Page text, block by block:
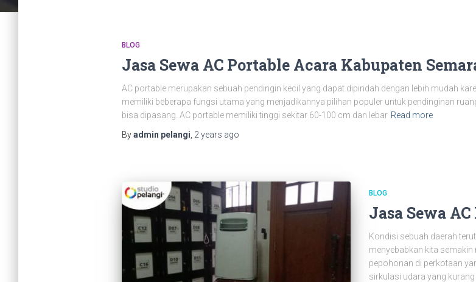
BLOG
Jasa Sewa AC Portable Acara Kabupaten
AC portable merupakan sebuah pendingin kecil yang dapat dipindah dengan lebih mudah
memiliki beberapa fungsi utama yang menjadikannya pilihan populer untuk pendinginan
bisa dipasang. AC portable memiliki tinggi sekitar 60-100 cm dan lebar Read more
Byadmin pelangi 2 years ago
BLOG
Jasa Sewa
Kondisi sebuah daerah
menyebabkan kita
pepohonan di perkotaan
sirkulasi udara yang